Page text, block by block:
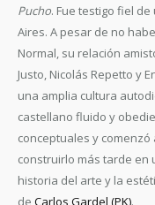
Pucho. Fue testigo fiel
Aires. A pesar de no
Normal, su relación
Justo, Nicolás Repetto y
una amplia cultura
castellano fluido y
conceptuales y
construirlo más tarde en
historia del arte y la
de Carlos Gardel (PK).